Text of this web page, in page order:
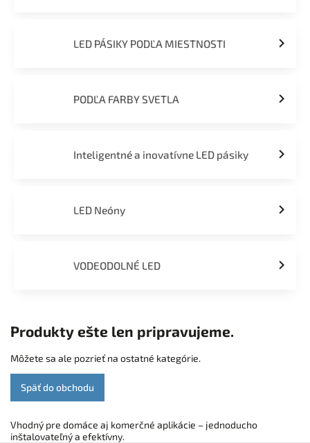
LED PÁSIKY PODĽA MIESTNOSTI
PODĽA FARBY SVETLA
Inteligentné a inovatívne LED pásiky
LED Neóny
VODEODOLNÉ LED
Produkty ešte len pripravujeme.
Môžete sa ale pozrieť na ostatné kategórie.
Späť do obchodu
Vhodný pre domáce aj komerčné aplikácie – jednoducho
inštalovateľný a efektívny.